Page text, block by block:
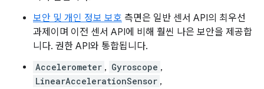
보안 및 개인 정보 보호 측면은 일반 센서 API의 최우선
과제이며 이전 센서 API에 비해 훨씬 나은 보안을 제공합
니다. 권한 API와 통합됩니다.
Accelerometer , Gyroscope ,
LinearAccelerationSensor ,